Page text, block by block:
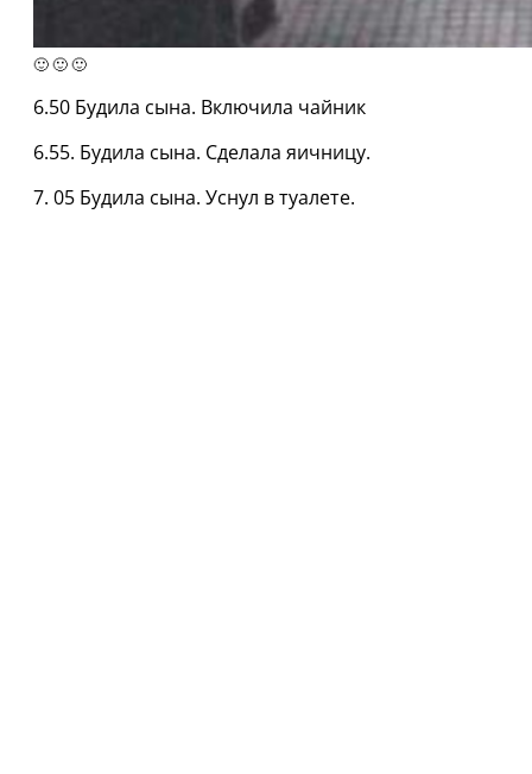
🙂 🙂 🙂
6.50 Будила сына. Включила чайник
6.55. Будила сына. Сделала яичницу.
7. 05 Будила сына. Уснул в туалете.